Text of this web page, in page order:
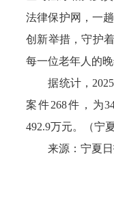
法律保护网，一
创新举措，守护
每一位老年人的晚
据统计，2025
案件268件，为
492.9万元。（宁
来源：宁夏日